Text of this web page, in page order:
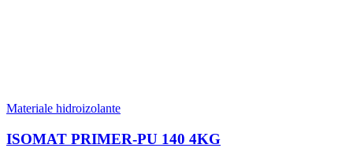
Materiale hidroizolante
ISOMAT PRIMER-PU 140 4KG